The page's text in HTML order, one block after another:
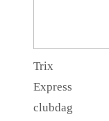
Trix
Express
clubdag